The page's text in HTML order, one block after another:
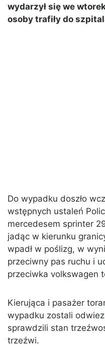
wydarzył się we
osoby trafiły do
Do wypadku doszło
wstępnych ustaleń
mercedesem sprinter
jadąc w kierunku
wpadł w poślizg, w
przeciwny pas ruchu i
przeciwka volkswagen
Kierująca i pasażer
wypadku zostali
sprawdzili stan
trzeźwi.